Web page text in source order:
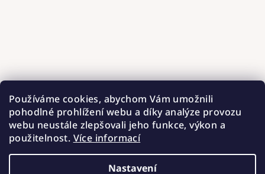
Používáme cookies, abychom Vám umožnili
pohodlné prohlížení webu a díky analýze provozu
webu neustále zlepšovali jeho funkce, výkon a
použitelnost. Více informací
Nastavení